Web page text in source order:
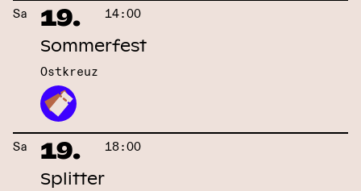
Sa 19. 14:00
Sommerfest
Ostkreuz
Sa 19. 18:00
Splitter